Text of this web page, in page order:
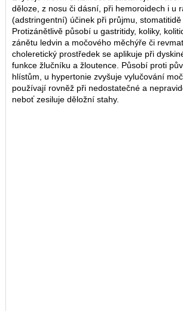
děloze, z nosu či dásní, při hemoroidech i u
(adstringentní) účinek při průjmu, stomatitidě
Protizánětlivě působí u gastritidy, koliky,
zánětu ledvin a močového měchýře či
choleretický prostředek se aplikuje při
funkce žlučníku a žloutence. Působí proti
hlístům, u hypertonie zvyšuje vylučování
používají rovněž při nedostatečné a
neboť zesiluje děložní stahy.